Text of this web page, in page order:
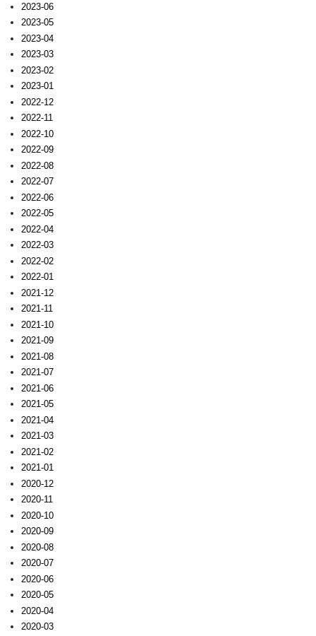
2023-06
2023-05
2023-04
2023-03
2023-02
2023-01
2022-12
2022-11
2022-10
2022-09
2022-08
2022-07
2022-06
2022-05
2022-04
2022-03
2022-02
2022-01
2021-12
2021-11
2021-10
2021-09
2021-08
2021-07
2021-06
2021-05
2021-04
2021-03
2021-02
2021-01
2020-12
2020-11
2020-10
2020-09
2020-08
2020-07
2020-06
2020-05
2020-04
2020-03